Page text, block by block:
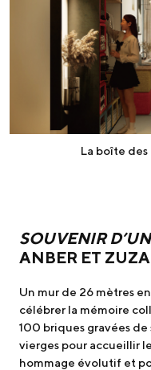
La boîte des
SOUVENIR
ANBER ET
Un mur de 26 mètres
célébrer la mémoire
100 briques gravées de
vierges pour accueillir
hommage évolutif et